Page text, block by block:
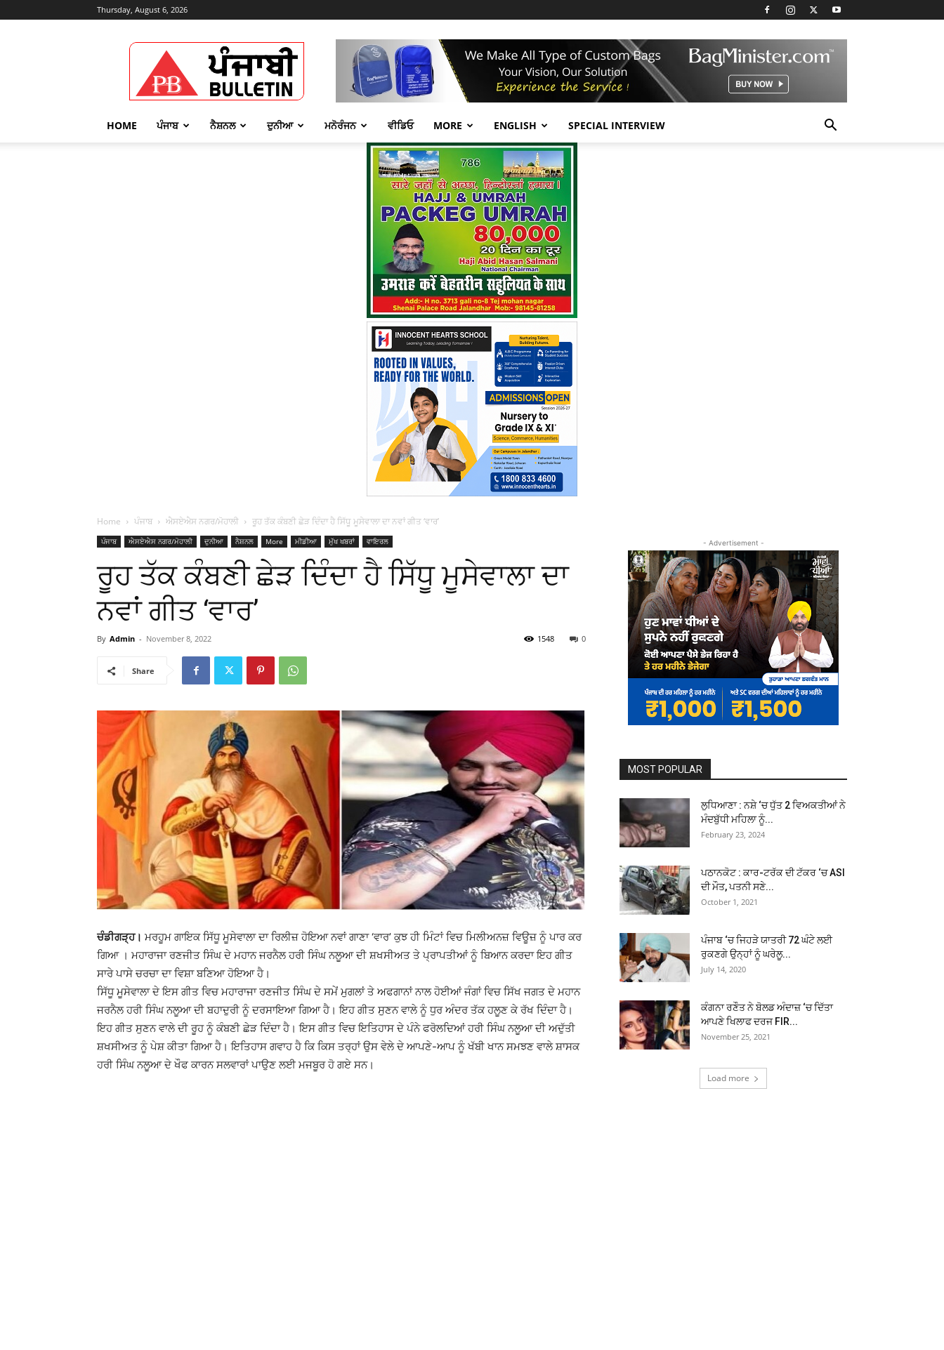
Thursday, August 6, 2026
Punjabi
Bulletin
HOME ਪੰਜਾਬ ਨੈਸ਼ਨਲ ਦੁਨੀਆ ਮਨੋਰੰਜਨ ਵੀਡਿਓ MORE ENGLISH SPECIAL INTERVIEW
Home ਪੰਜਾਬ ਐਸਏਐਸ ਨਗਰ/ਮੋਹਾਲੀ ਰੂਹ ਤੱਕ ਕੰਬਣੀ ਛੇੜ ਦਿੰਦਾ ਹੈ ਸਿੱਧੂ ਮੂਸੇਵਾਲਾ ਦਾ ਨਵਾਂ ਗੀਤ ‘ਵਾਰ’
ਪੰਜਾਬ ਐਸਏਐਸ ਨਗਰ/ਮੋਹਾਲੀ ਦੁਨੀਆ ਨੈਸ਼ਨਲ More ਮੀਡੀਆ ਮੁੱਖ ਖਬਰਾਂ ਵਾਇਰਲ
ਰੂਹ ਤੱਕ ਕੰਬਣੀ ਛੇੜ ਦਿੰਦਾ ਹੈ ਸਿੱਧੂ ਮੂਸੇਵਾਲਾ ਦਾ
ਨਵਾਂ ਗੀਤ ‘ਵਾਰ’
By Admin - November 8, 2022 0
1548
Share
ਚੰਡੀਗੜ੍ਹ। ਮਰਹੂਮ ਗਾਇਕ ਸਿੱਧੂ ਮੂਸੇਵਾਲਾ ਦਾ ਰਿਲੀਜ਼ ਹੋਇਆ ਨਵਾਂ ਗਾਣਾ ‘ਵਾਰ’ ਕੁਝ ਹੀ ਮਿੰਟਾਂ ਵਿਚ ਮਿਲੀਅਨਜ਼ ਵਿਊਜ਼ ਨੂੰ ਪਾਰ ਕਰ
ਗਿਆ । ਮਹਾਰਾਜਾ ਰਣਜੀਤ ਸਿੰਘ ਦੇ ਮਹਾਨ ਜਰਨੈਲ ਹਰੀ ਸਿੰਘ ਨਲੂਆ ਦੀ ਸ਼ਖਸੀਅਤ ਤੇ ਪ੍ਰਾਪਤੀਆਂ ਨੂੰ ਬਿਆਨ ਕਰਦਾ ਇਹ ਗੀਤ
ਸਾਰੇ ਪਾਸੇ ਚਰਚਾ ਦਾ ਵਿਸ਼ਾ ਬਣਿਆ ਹੋਇਆ ਹੈ।
ਸਿੱਧੂ ਮੂਸੇਵਾਲਾ ਦੇ ਇਸ ਗੀਤ ਵਿਚ ਮਹਾਰਾਜਾ ਰਣਜੀਤ ਸਿੰਘ ਦੇ ਸਮੇਂ ਮੁਗਲਾਂ ਤੇ ਅਫਗਾਨਾਂ ਨਾਲ ਹੋਈਆਂ ਜੰਗਾਂ ਵਿਚ ਸਿੱਖ ਜਗਤ ਦੇ ਮਹਾਨ
ਜਰਨੈਲ ਹਰੀ ਸਿੰਘ ਨਲੂਆ ਦੀ ਬਹਾਦੁਰੀ ਨੂੰ ਦਰਸਾਇਆ ਗਿਆ ਹੈ। ਇਹ ਗੀਤ ਸੁਣਨ ਵਾਲੇ ਨੂੰ ਧੁਰ ਅੰਦਰ ਤੱਕ ਹਲੂਣ ਕੇ ਰੱਖ ਦਿੰਦਾ ਹੈ।
ਇਹ ਗੀਤ ਸੁਣਨ ਵਾਲੇ ਦੀ ਰੂਹ ਨੂੰ ਕੰਬਣੀ ਛੇੜ ਦਿੰਦਾ ਹੈ। ਇਸ ਗੀਤ ਵਿਚ ਇਤਿਹਾਸ ਦੇ ਪੰਨੇ ਫਰੋਲਦਿਆਂ ਹਰੀ ਸਿੰਘ ਨਲੂਆ ਦੀ ਅਦੁੱਤੀ
ਸ਼ਖਸੀਅਤ ਨੂੰ ਪੇਸ਼ ਕੀਤਾ ਗਿਆ ਹੈ। ਇਤਿਹਾਸ ਗਵਾਹ ਹੈ ਕਿ ਕਿਸ ਤਰ੍ਹਾਂ ਉਸ ਵੇਲੇ ਦੇ ਆਪਣੇ-ਆਪ ਨੂੰ ਖੱਬੀ ਖਾਨ ਸਮਝਣ ਵਾਲੇ ਸ਼ਾਸਕ
ਹਰੀ ਸਿੰਘ ਨਲੂਆ ਦੇ ਖੌਫ ਕਾਰਨ ਸਲਵਾਰਾਂ ਪਾਉਣ ਲਈ ਮਜਬੂਰ ਹੋ ਗਏ ਸਨ।
- Advertisement -
MOST POPULAR
ਲੁਧਿਆਣਾ : ਨਸ਼ੇ ‘ਚ ਧੁੱਤ 2 ਵਿਅਕਤੀਆਂ ਨੇ
ਮੰਦਬੁੱਧੀ ਮਹਿਲਾ ਨੂੰ...
February 23, 2024
ਪਠਾਨਕੋਟ : ਕਾਰ-ਟਰੱਕ ਦੀ ਟੱਕਰ ‘ਚ ASI
ਦੀ ਮੌਤ, ਪਤਨੀ ਸਣੇ...
October 1, 2021
ਪੰਜਾਬ ‘ਚ ਜਿਹੜੇ ਯਾਤਰੀ 72 ਘੰਟੇ ਲਈ
ਰੁਕਣਗੇ ਉਨ੍ਹਾਂ ਨੂੰ ਘਰੇਲੂ...
July 14, 2020
ਕੰਗਨਾ ਰਣੌਤ ਨੇ ਬੋਲਡ ਅੰਦਾਜ਼ ‘ਚ ਦਿੱਤਾ
ਆਪਣੇ ਖਿਲਾਫ ਦਰਜ FIR...
November 25, 2021
Load more